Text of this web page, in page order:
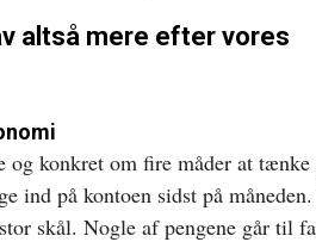
altså mere efter vores
og konkret om fire måder at tænke
ind på kontoen sidst på
skål. Nogle af pengene går til